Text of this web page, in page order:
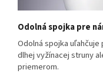
Odolná spojka pre
Odolná spojka
dlhej vyžínacej struny
priemerom.